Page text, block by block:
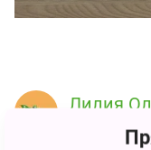
Лилия